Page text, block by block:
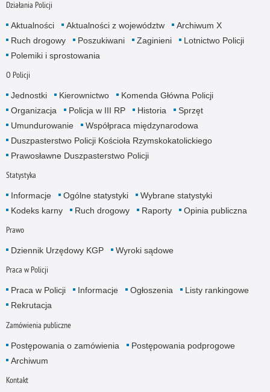
Działania Policji
Aktualności Aktualności z województw
Archiwum X
Ruch drogowy
Poszukiwani Zaginieni
Lotnictwo Policji
Polemiki i sprostowania
O Policji
Jednostki Kierownictwo
Komenda Główna Policji
Organizacja
Policja w III RP Historia
Sprzęt
Umundurowanie
Współpraca międzynarodowa
Duszpasterstwo Policji Kościoła Rzymskokatolickiego
Prawosławne Duszpasterstwo Policji
Statystyka
Informacje Ogólne statystyki
Wybrane statystyki
Kodeks karny
Ruch drogowy Raporty Opinia publiczna
Prawo
Dziennik Urzędowy KGP Wyroki sądowe
Praca w Policji
Praca w Policji Informacje Ogłoszenia
Listy rankingowe
Rekrutacja
Zamówienia publiczne
Postępowania o zamówienia
Postępowania podprogowe
Archiwum
Kontakt